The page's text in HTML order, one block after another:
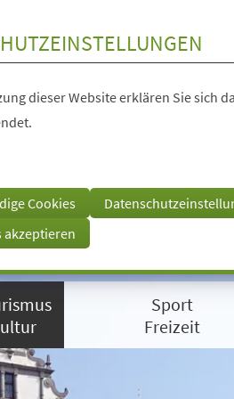
dieser Website erklären Sie sich
Cookies
akzeptieren
Sport
Freizeit